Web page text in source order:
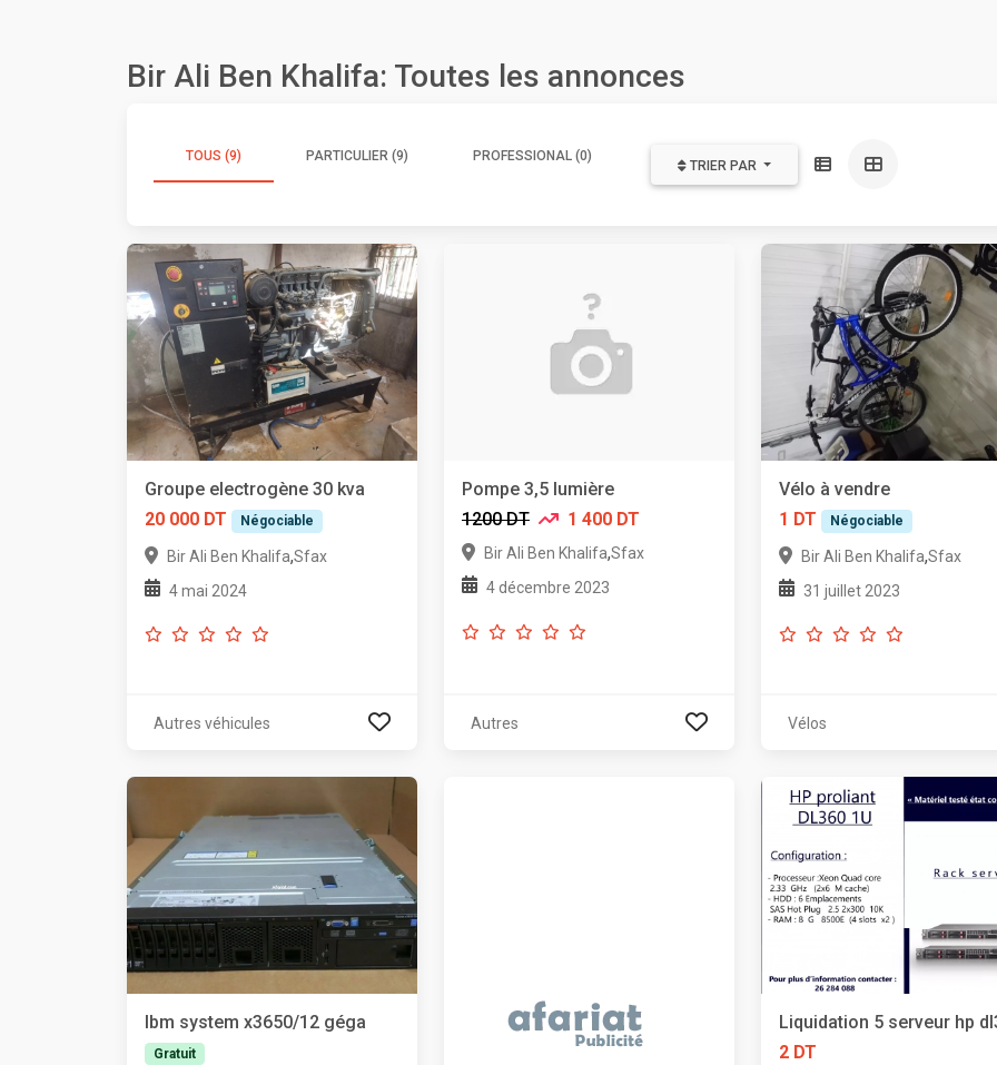
Bir Ali Ben Khalifa: Toutes les annonces
TOUS (9) PARTICULIER (9) PROFESSIONAL (0)
TRIER PAR
Groupe electrogène 30 kva
20 000 DT
Négociable
Bir Ali Ben Khalifa,Sfax
4 mai 2024
Autres véhicules
Pompe 3,5 lumière
1200 DT
1 400 DT
Bir Ali Ben Khalifa,Sfax
4 décembre 2023
Autres
Vélo à vendre
1 DT
Négociable
Bir Ali Ben Khalifa,Sfax
31 juillet 2023
Vélos
Ibm system x3650/12 géga
Gratuit
Liquidation 5 serveur hp
2 DT